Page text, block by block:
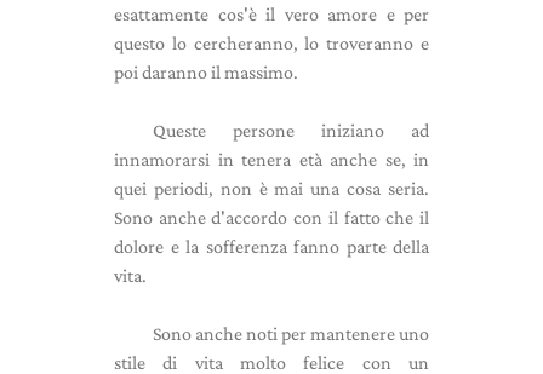
esattamente cos'è il vero amore e per
questo lo cercheranno, lo troveranno e
poi daranno il massimo.
Queste persone iniziano ad
innamorarsi in tenera età anche se, in
quei periodi, non è mai una cosa seria.
Sono anche d'accordo con il fatto che il
dolore e la sofferenza fanno parte della
vita.
Sono anche noti per mantenere uno
stile di vita molto felice con un